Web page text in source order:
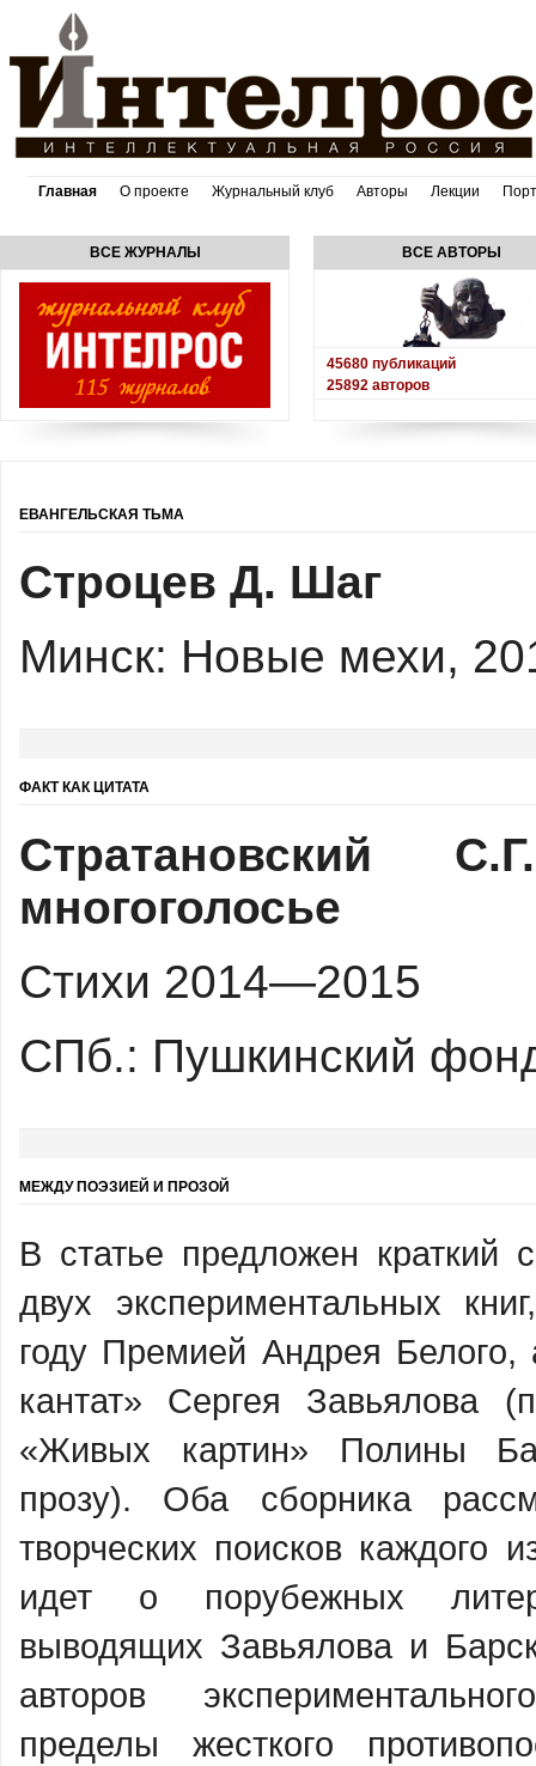
Главная О проекте Журнальный клуб Авторы Лекции
ВСЕ ЖУРНАЛЫ ВСЕ АВТОРЫ
45680 публикаций
25892 авторов
ЕВАНГЕЛЬСКАЯ ТЬМА
Строцев Д. Шаг
Минск: Новые мехи,
ФАКТ КАК ЦИТАТА
Стратановский
многоголосье
Стихи 2014—2015
СПб.: Пушкинский
МЕЖДУ ПОЭЗИЕЙ И ПРОЗОЙ
В статье предложен краткий
двух экспериментальных
году Премией Андрея Белого,
кантат» Сергея Завьялова
«Живых картин» Полины
прозу). Оба сборника
творческих поисков каждого
идет о порубежных
выводящих Завьялова и
авторов
пределы жесткого